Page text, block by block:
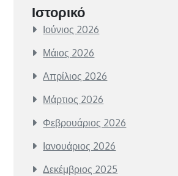
Ιστορικό
Ιούνιος 2026
Μάιος 2026
Απρίλιος 2026
Μάρτιος 2026
Φεβρουάριος 2026
Ιανουάριος 2026
Δεκέμβριος 2025